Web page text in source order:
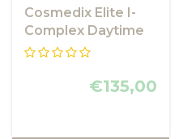
Cosmedix Elite I-
Complex Daytime
Eye Treatment
€135,00